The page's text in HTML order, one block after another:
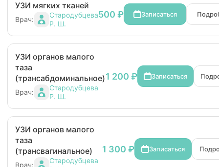
УЗИ мягких тканей
Врач:
Стародубцева
Р. Ш.
500 ₽ Записаться
УЗИ органов малого
таза
(трансабдоминальное)
Врач:
Стародубцева
Р. Ш.
1 200 ₽ Записаться
УЗИ органов малого
таза
(трансвагинальное)
Врач:
Стародубцева
1 300 ₽ Записаться